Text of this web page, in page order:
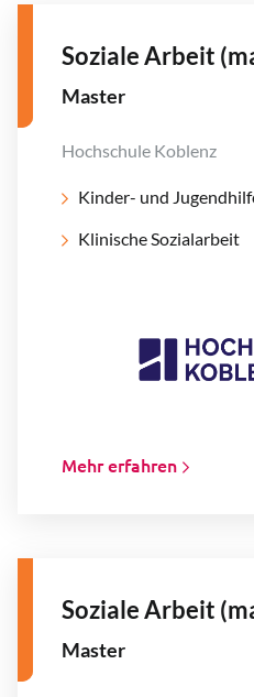
Soziale Arbeit
Master
Hochschule Koblenz
Kinder- und
Klinische Sozialarbeit
Mehr erfahren
Soziale Arbeit
Master